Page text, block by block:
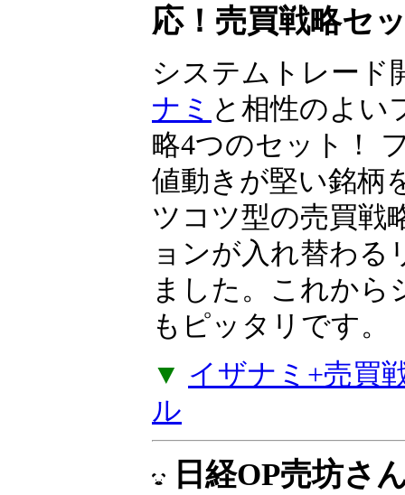
応！売買戦略セ
システムトレード
ナミ と相性のよい
略4つのセット！
値動きが堅い銘柄
ツコツ型の売買戦
ョンが入れ替わる
ました。これから
もピッタリです。
▼ イザナミ+売買
ル
日経OP売坊さ